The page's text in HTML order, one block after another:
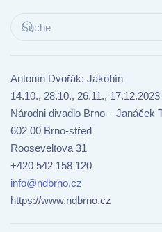
Antonín Dvořák: Jakobín
14.10., 28.10., 26.11.,
Národni divadlo Brno – Janáček
602 00 Brno-střed
Rooseveltova 31
+420 542 158 120
info@ndbrno.cz
https://www.ndbrno.cz